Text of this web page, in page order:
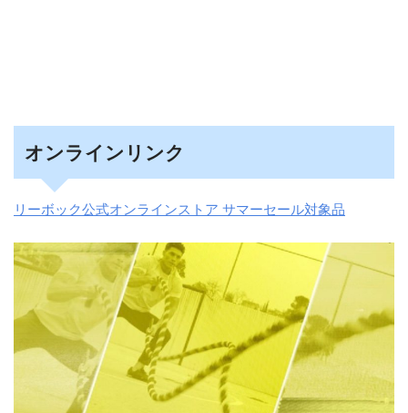
オンラインリンク
リーボック公式オンラインストア サマーセール対象品